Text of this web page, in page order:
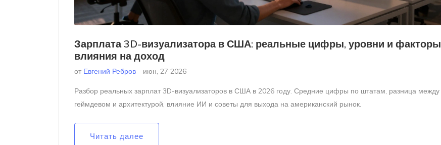
Зарплата 3D-визуализатора в США: реальные цифры, уровни и факторы
влияния на доход
от Евгений Ребров июн, 27 2026
Разбор реальных зарплат 3D-визуализаторов в США в 2026 году. Средние цифры по штатам, разница между
геймдевом и архитектурой, влияние ИИ и советы для выхода на американский рынок.
Читать далее